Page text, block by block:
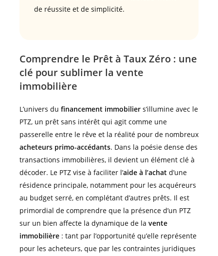
de réussite et de simplicité.
Comprendre le Prêt à Taux Zéro : une
clé pour sublimer la vente
immobilière
L’univers du financement immobilier s’illumine avec le
PTZ, un prêt sans intérêt qui agit comme une
passerelle entre le rêve et la réalité pour de nombreux
acheteurs primo-accédants. Dans la poésie dense des
transactions immobilières, il devient un élément clé à
décoder. Le PTZ vise à faciliter l’aide à l’achat d’une
résidence principale, notamment pour les acquéreurs
au budget serré, en complétant d’autres prêts. Il est
primordial de comprendre que la présence d’un PTZ
sur un bien affecte la dynamique de la vente
immobilière : tant par l’opportunité qu’elle représente
pour les acheteurs, que par les contraintes juridiques